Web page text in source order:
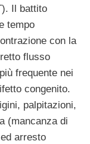
Il battito
tempo
con la
flusso
frequente nei
congenito.
palpitazioni,
(mancanza di
arresto